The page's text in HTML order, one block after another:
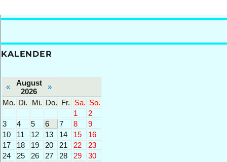
KALENDER
«
August
2026
»
Mo. Di. Mi. Do. Fr. Sa. So.
1
2
3
4 5 6 7 8
9
10
11 12 13 14 15
16
17
18 19 20 21 22
23
24
25 26 27 28 29
30